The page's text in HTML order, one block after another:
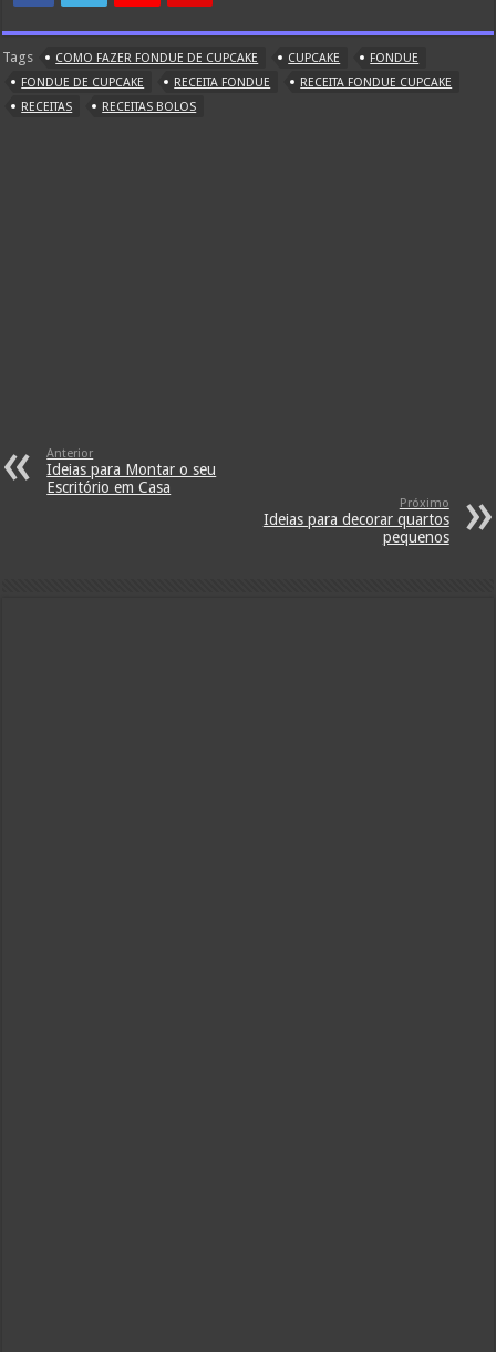
Tags COMO FAZER FONDUE DE CUPCAKE CUPCAKE
FONDUE
FONDUE DE CUPCAKE
RECEITA FONDUE
RECEITA FONDUE CUPCAKE
RECEITAS
RECEITAS BOLOS
Anterior
Ideias para Montar o seu
Escritório em Casa
Próximo
Ideias para decorar quartos
pequenos